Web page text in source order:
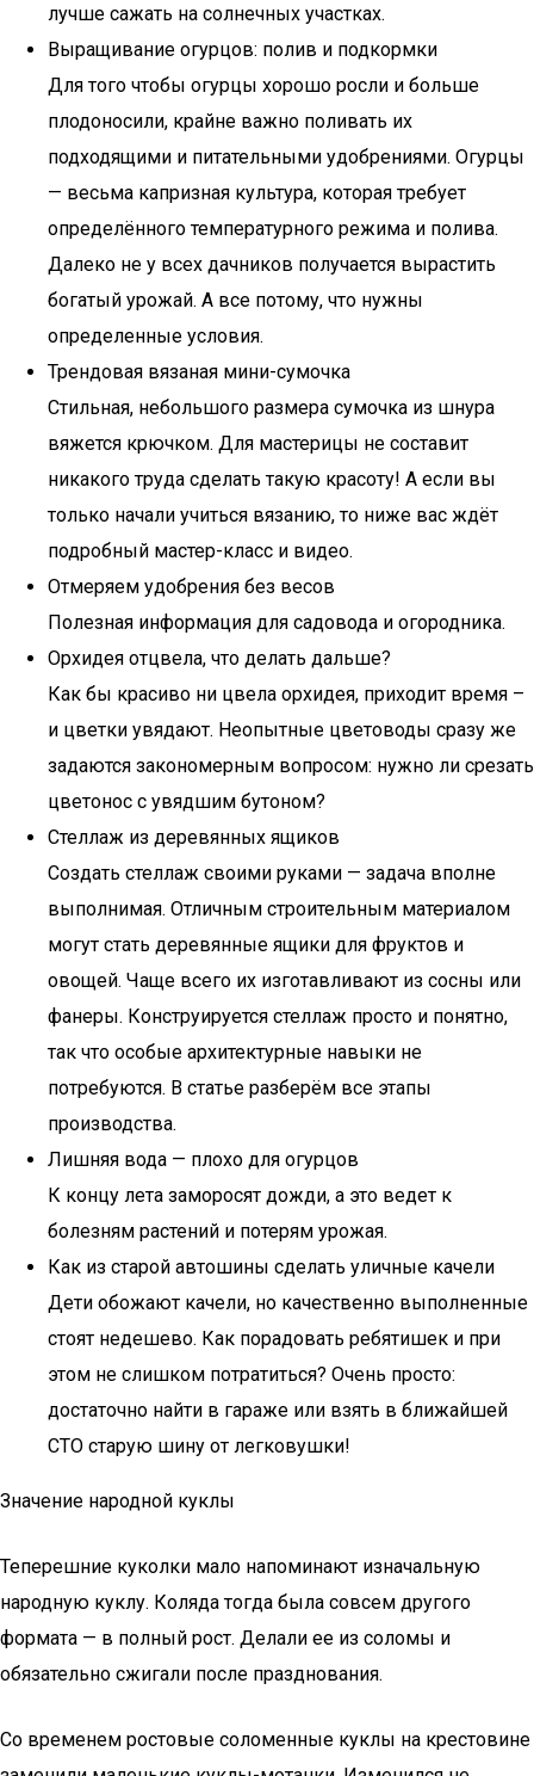
лучше сажать на солнечных участках.
Выращивание огурцов: полив и подкормки
Для того чтобы огурцы хорошо росли и больше
плодоносили, крайне важно поливать их
подходящими и питательными удобрениями. Огурцы
— весьма капризная культура, которая требует
определённого температурного режима и полива.
Далеко не у всех дачников получается вырастить
богатый урожай. А все потому, что нужны
определенные условия.
Трендовая вязаная мини-сумочка
Стильная, небольшого размера сумочка из шнура
вяжется крючком. Для мастерицы не составит
никакого труда сделать такую красоту! А если вы
только начали учиться вязанию, то ниже вас ждёт
подробный мастер-класс и видео.
Отмеряем удобрения без весов
Полезная информация для садовода и огородника.
Орхидея отцвела, что делать дальше?
Как бы красиво ни цвела орхидея, приходит время –
и цветки увядают. Неопытные цветоводы сразу же
задаются закономерным вопросом: нужно ли срезать
цветонос с увядшим бутоном?
Стеллаж из деревянных ящиков
Создать стеллаж своими руками — задача вполне
выполнимая. Отличным строительным материалом
могут стать деревянные ящики для фруктов и
овощей. Чаще всего их изготавливают из сосны или
фанеры. Конструируется стеллаж просто и понятно,
так что особые архитектурные навыки не
потребуются. В статье разберём все этапы
производства.
Лишняя вода — плохо для огурцов
К концу лета заморосят дожди, а это ведет к
болезням растений и потерям урожая.
Как из старой автошины сделать уличные качели
Дети обожают качели, но качественно выполненные
стоят недешево. Как порадовать ребятишек и при
этом не слишком потратиться? Очень просто:
достаточно найти в гараже или взять в ближайшей
СТО старую шину от легковушки!
Значение народной куклы
Теперешние куколки мало напоминают изначальную
народную куклу. Коляда тогда была совсем другого
формата — в полный рост. Делали ее из соломы и
обязательно сжигали после празднования.
Со временем ростовые соломенные куклы на крестовине